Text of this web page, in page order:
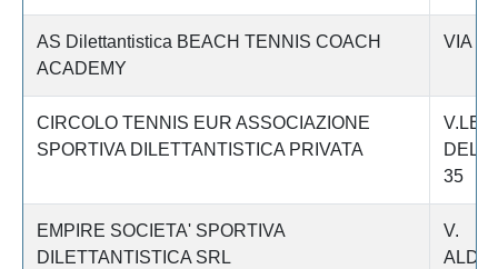
AS Dilettantistica BEACH TENNIS COACH
ACADEMY
VIA
CIRCOLO TENNIS EUR ASSOCIAZIONE
SPORTIVA DILETTANTISTICA PRIVATA
V.LE
35
EMPIRE SOCIETA' SPORTIVA
DILETTANTISTICA SRL
V.